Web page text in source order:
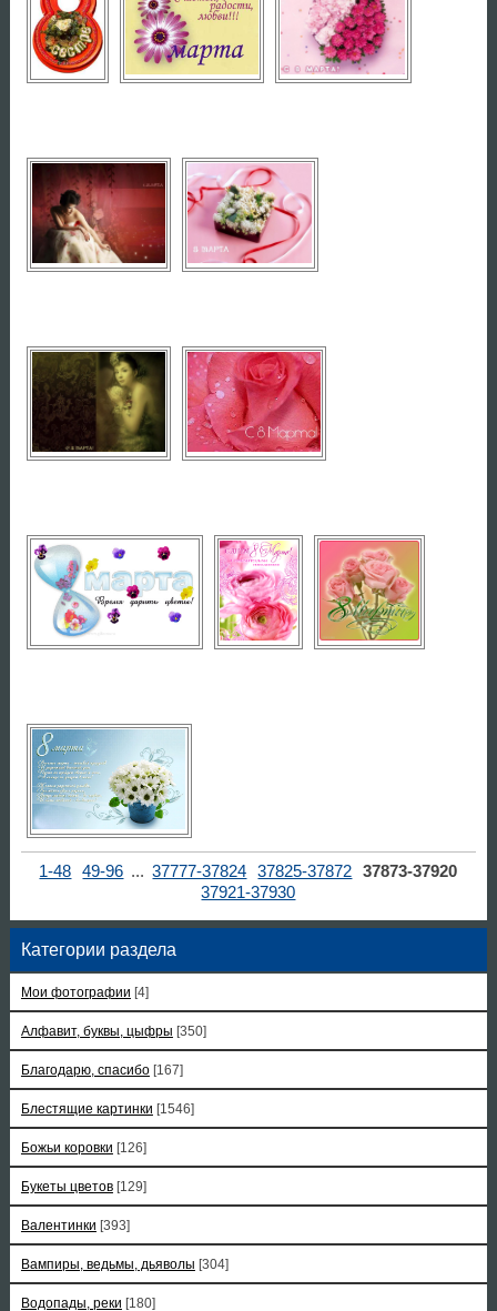
1-48 49-96 ... 37777-37824 37825-37872
37873-37920
37921-37930
Категории раздела
Мои фотографии [4]
Алфавит, буквы, цыфры [350]
Благодарю, спасибо [167]
Блестящие картинки [1546]
Божьи коровки [126]
Букеты цветов [129]
Валентинки [393]
Вампиры, ведьмы, дьяволы [304]
Водопады, реки [180]